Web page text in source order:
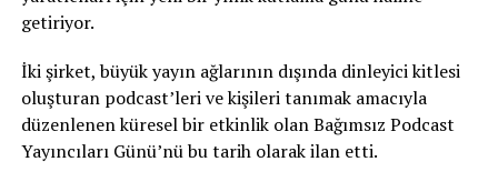
Robbins, yapay zekanın, yıllarca çalışmayı öğrendiği
medya ortamının temelini yeniden şekillendirdiğinin
farkında. Ve bu sürecin hızı dikkat gerektiriyor.
“Yapay zekadaki değişim hızını ve yapay zekanın şu anda
basında nasıl yankı uyandırdığını anlamak herkes için
getiriyor.
İki şirket, büyük yayın ağlarının dışında dinleyici kitlesi
oluşturan podcast’leri ve kişileri tanımak amacıyla
düzenlenen küresel bir etkinlik olan Bağımsız Podcast
Yayıncıları Günü’nü bu tarih olarak ilan etti.